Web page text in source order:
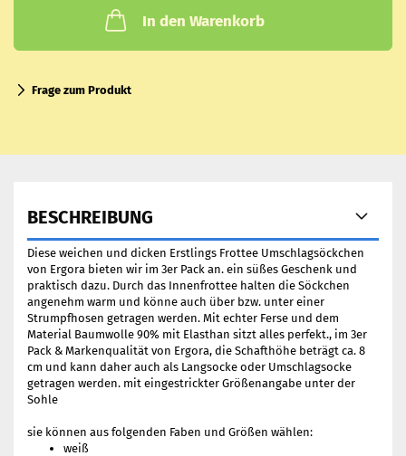
In den Warenkorb
Frage zum Produkt
BESCHREIBUNG
Diese weichen und dicken Erstlings Frottee Umschlagsöckchen
von Ergora bieten wir im 3er Pack an. ein süßes Geschenk und
praktisch dazu. Durch das Innenfrottee halten die Söckchen
angenehm warm und könne auch über bzw. unter einer
Strumpfhosen getragen werden. Mit echter Ferse und dem
Material Baumwolle 90% mit Elasthan sitzt alles perfekt., im 3er
Pack & Markenqualität von Ergora, die Schafthöhe beträgt ca. 8
cm und kann daher auch als Langsocke oder Umschlagsocke
getragen werden. mit eingestrickter Größenangabe unter der
Sohle
sie können aus folgenden Faben und Größen wählen:
weiß